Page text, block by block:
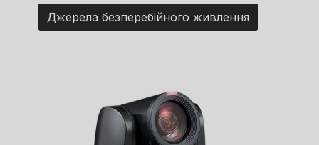
Джерела безперебійного живлення